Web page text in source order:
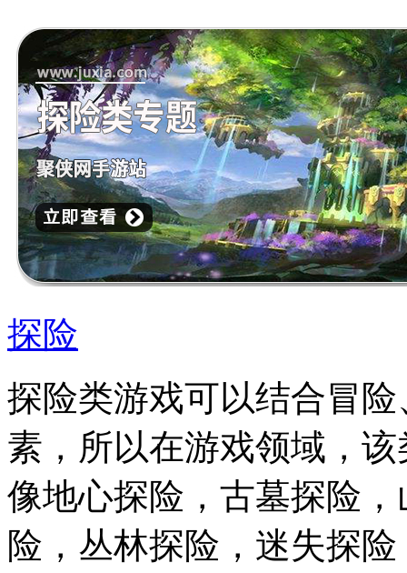
探险
探险类游戏可以结合冒
素，所以在游戏领域，
像地心探险，古墓探险
险，丛林探险，迷失探